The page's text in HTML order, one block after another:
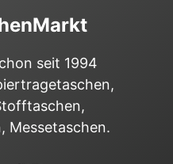
seit 1994
Messetaschen.